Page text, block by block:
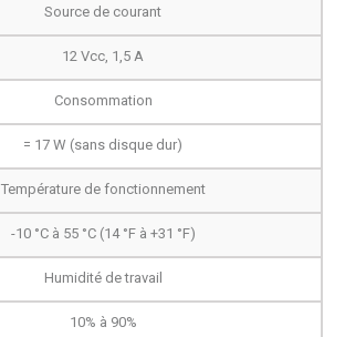
Source de courant
12 Vcc, 1,5 A
Consommation
= 17 W (sans disque dur)
Température de fonctionnement
-10 °C à 55 °C (14 °F à +31 °F)
Humidité de travail
10% à 90%